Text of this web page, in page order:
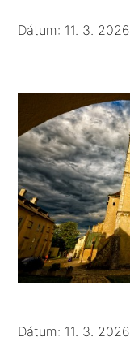
Dátum: 11. 3. 2026
Dátum: 11. 3. 2026